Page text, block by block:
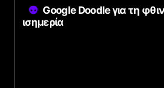
Google Doodle για τη
ισημερία